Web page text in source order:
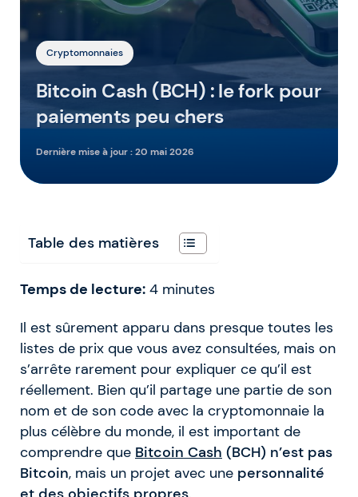
Cryptomonnaies
Bitcoin Cash (BCH) : le fork pour
paiements peu chers
Dernière mise à jour :20 mai 2026
Table des matières
Temps de lecture: 4 minutes
Il est sûrement apparu dans presque toutes les
listes de prix que vous avez consultées, mais on
s’arrête rarement pour expliquer ce qu’il est
réellement. Bien qu’il partage une partie de son
nom et de son code avec la cryptomonnaie la
plus célèbre du monde, il est important de
comprendre que Bitcoin Cash (BCH) n’est pas
Bitcoin, mais un projet avec une personnalité